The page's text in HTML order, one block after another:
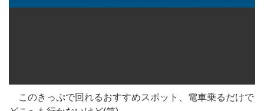
このきっぷで回れるおすすめスポット、電車乗るだけで